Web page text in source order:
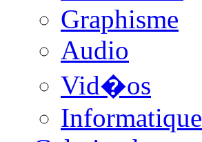
Graphisme
Audio
Vid�os
Informatique